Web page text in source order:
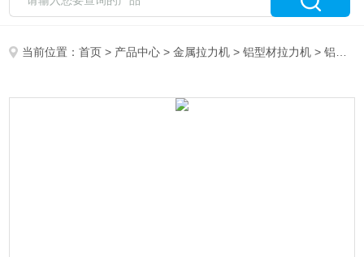
当前位置：首页 > 产品中心 >金属拉力机 >铝型材拉力机 > 铝型材拉力机